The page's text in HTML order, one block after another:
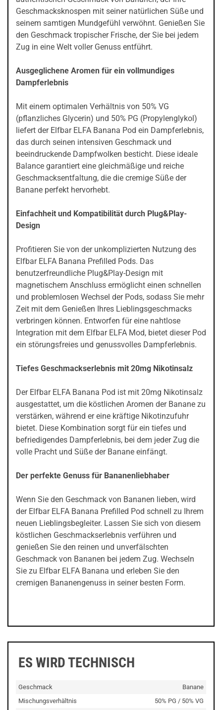
Geschmacksknospen mit seiner natürlichen Süße und
seinem samtigen Mundgefühl verwöhnt. Genießen Sie
den Geschmack tropischer Frische, der Sie bei jedem
Zug in eine Welt voller Genuss entführt.
Ausgeglichene Aromen für ein vollmundiges
Dampferlebnis
Mit einem optimalen Verhältnis von 50% VG
(pflanzliches Glycerin) und 50% PG (Propylenglykol)
liefert der Elfbar ELFA Banana Pod ein Dampferlebnis,
das durch seinen intensiven Geschmack und
beeindruckende Dampfwolken besticht. Diese ideale
Balance garantiert eine gleichmäßige und reiche
Geschmacksentfaltung, die die cremige Süße der
Banane perfekt hervorhebt.
Einfachheit und Kompatibilität durch Plug&Play-
Design
Profitieren Sie von der unkomplizierten Nutzung des
Elfbar ELFA Banana Prefilled Pods. Das
benutzerfreundliche Plug&Play-Design mit
magnetischem Anschluss ermöglicht einen schnellen
und problemlosen Wechsel der Pods, sodass Sie mehr
Zeit mit dem Genießen Ihres Lieblingsgeschmacks
verbringen können. Entworfen für eine nahtlose
Integration mit dem Elfbar ELFA Mod, bietet dieser Pod
ein störungsfreies und genussvolles Dampferlebnis.
Tiefes Geschmackserlebnis mit 20mg Nikotinsalz
Der Elfbar ELFA Banana Pod ist mit 20mg Nikotinsalz
ausgestattet, um die köstlichen Aromen der Banane zu
verstärken, während er eine kräftige Nikotinzufuhr
bietet. Diese Kombination sorgt für ein tiefes und
befriedigendes Dampferlebnis, bei dem jeder Zug die
volle Pracht und Süße der Banane einfängt.
Der perfekte Genuss für Bananenliebhaber
Wenn Sie den Geschmack von Bananen lieben, wird
der Elfbar ELFA Banana Prefilled Pod schnell zu Ihrem
neuen Lieblingsbegleiter. Lassen Sie sich von diesem
köstlichen Geschmackserlebnis verführen und
genießen Sie den reinen und unverfälschten
Geschmack von Bananen bei jedem Zug. Wechseln
Sie zu Elfbar ELFA Banana und erleben Sie den
cremigen Bananengenuss in seiner besten Form.
ES WIRD TECHNISCH
Geschmack
Banane
Mischungsverhältnis
50% PG / 50% VG